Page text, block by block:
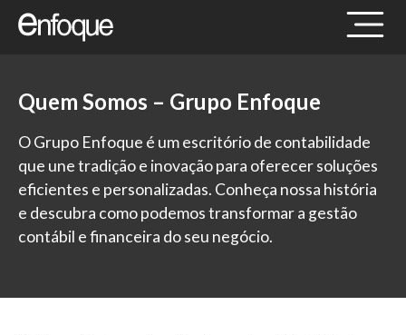
Quem Somos – Grupo Enfoque
O Grupo Enfoque é um escritório de contabilidade
que une tradição e inovação para oferecer soluções
eficientes e personalizadas. Conheça nossa história
e descubra como podemos transformar a gestão
contábil e financeira do seu negócio.